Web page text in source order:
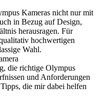
Kameras nicht nur mit
in Bezug auf Design,
herausragen. Für
hochwertigen
Wahl.
die richtige Olympus
und Anforderungen
die mir dabei helfen